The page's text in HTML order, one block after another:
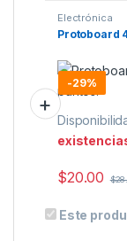
Electrónica
Protoboard
-29%
$20.00 $
Este